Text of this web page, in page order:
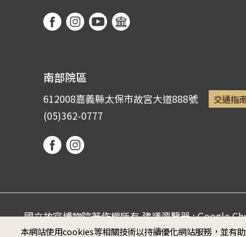
本網站使用cookies等相關技術以持續優化網站服務，並有
南部院區
612008嘉義縣太保市故宮大道888號 交通指
(05)362-0777
國立故宮博物院著作權所有 建議瀏覽器 : Google
Microsoft Edge (螢幕最佳顯示效果為1920*1080)